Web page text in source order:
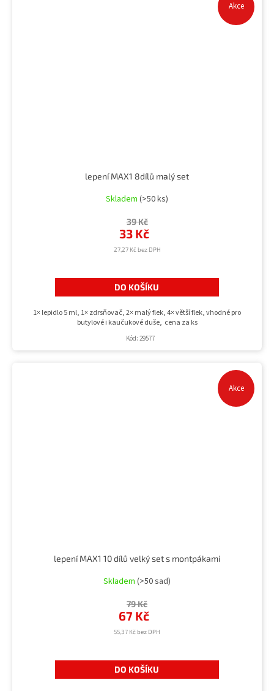
Akce
lepení MAX1 8dílů malý set
Skladem (>50 ks)
27,27 Kč bez DPH
33 Kč
39 Kč
DO KOŠÍKU
1× lepidlo 5 ml, 1× zdrsňovač, 2× malý flek, 4× větší flek, vhodné pro
butylové i kaučukové duše, cena za ks
Kód: 29577
Akce
lepení MAX1 10 dílů velký set s montpákami
Skladem (>50 sad)
55,37 Kč bez DPH
67 Kč
79 Kč
DO KOŠÍKU